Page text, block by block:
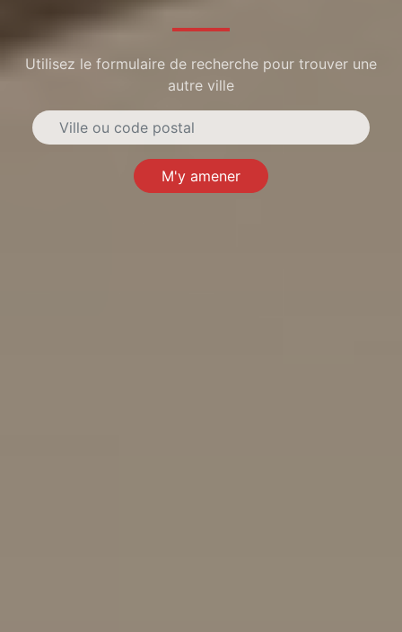
Utilisez le formulaire de recherche pour trouver une
autre ville
M'y amener